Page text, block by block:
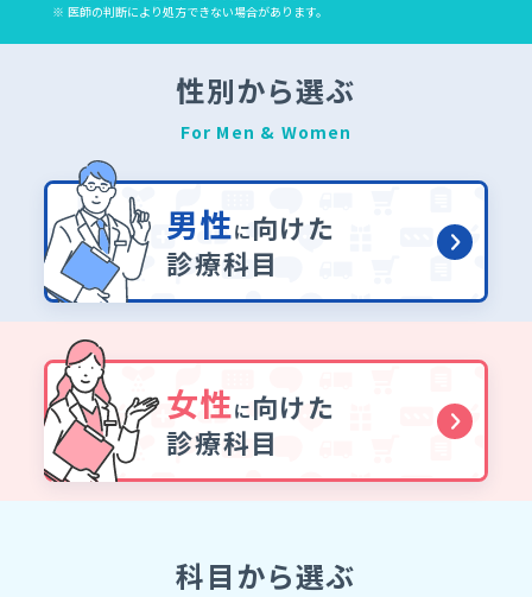
医師の判断により処方できない場合があります。
性別から選ぶ
For Men & Women
男性に向けた
診療科目
女性に向けた
診療科目
科目から選ぶ